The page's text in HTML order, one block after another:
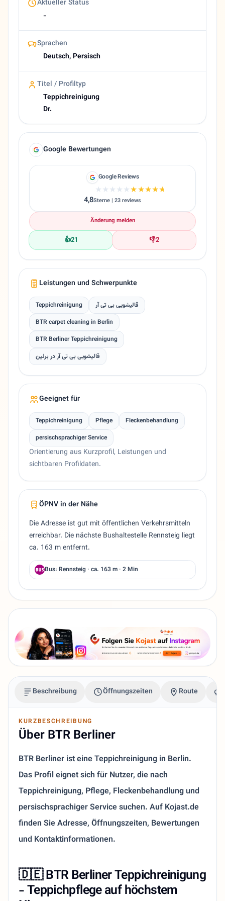
Aktueller Status
-
Sprachen
Deutsch, Persisch
Titel / Profiltyp
Teppichreinigung
Dr.
Google Bewertungen
Google Reviews
★★★★★★★★★★
4,8Sterne | 23 reviews
Änderung melden
👍21 👎2
Leistungen und Schwerpunkte
Teppichreinigung
قالیشویی بی تی آر
BTR carpet cleaning in Berlin
BTR Berliner Teppichreinigung
قالیشویی بی تی آر در برلین
Geeignet für
Teppichreinigung Pflege
Fleckenbehandlung
persischsprachiger Service
Orientierung aus Kurzprofil, Leistungen und
sichtbaren Profildaten.
ÖPNV in der Nähe
Die Adresse ist gut mit öffentlichen Verkehrsmitteln
erreichbar. Die nächste Bushaltestelle Rennsteig liegt
ca. 163 m entfernt.
Bus: Rennsteig · ca. 163 m · 2 Min
Beschreibung Öffnungszeiten Route
KURZBESCHREIBUNG
Über BTR Berliner
BTR Berliner ist eine Teppichreinigung in Berlin.
Das Profil eignet sich für Nutzer, die nach
Teppichreinigung, Pflege, Fleckenbehandlung und
persischsprachiger Service suchen. Auf Kojast.de
finden Sie Adresse, Öffnungszeiten, Bewertungen
und Kontaktinformationen.
🇩🇪 BTR Berliner Teppichreinigung
- Teppichpflege auf höchstem